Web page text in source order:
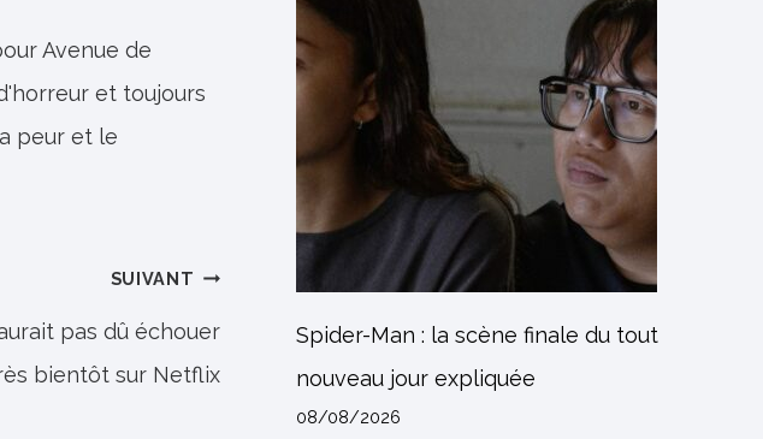
Avenue de
et toujours
peur et le
SUIVANT
pas dû échouer
bientôt sur Netflix
Spider-Man : la scène finale du tout
nouveau jour expliquée
08/08/2026